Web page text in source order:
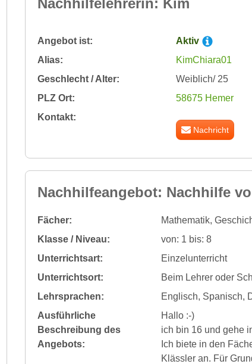
Angebot ist:
Aktiv
Alias:
KimChiara01
Geschlecht / Alter:
Weiblich/ 25
PLZ Ort:
58675 Hemer
Kontakt:
Nachricht
Nachhilfeangebot: Nachhilfe
Fächer:
Mathematik,
Klasse / Niveau:
von: 1 bis: 8
Unterrichtsart:
Einzelunterricht
Unterrichtsort:
Beim Lehrer oder
Lehrsprachen:
Englisch, Spanisch,
Ausführliche
Beschreibung des
Angebots:
Hallo :-)
ich bin 16 und gehe
Ich biete in den
Klässler an. Für